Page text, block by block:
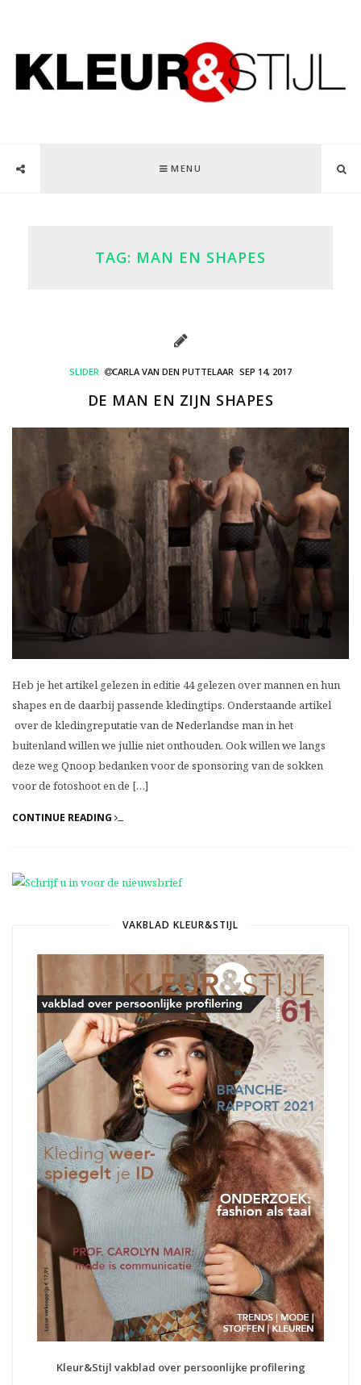
MENU
TAG: MAN EN SHAPES
SLIDER CARLA VAN DEN PUTTELAAR SEP 14, 2017
DE MAN EN ZIJN SHAPES
Heb je het artikel gelezen in editie 44 gelezen over mannen en hun
shapes en de daarbij passende kledingtips. Onderstaande artikel
over de kledingreputatie van de Nederlandse man in het
buitenland willen we jullie niet onthouden. Ook willen we langs
deze weg Qnoop bedanken voor de sponsoring van de sokken
voor de fotoshoot en de […]
CONTINUE READING
VAKBLAD KLEUR&STIJL
Kleur&Stijl vakblad over persoonlijke profilering